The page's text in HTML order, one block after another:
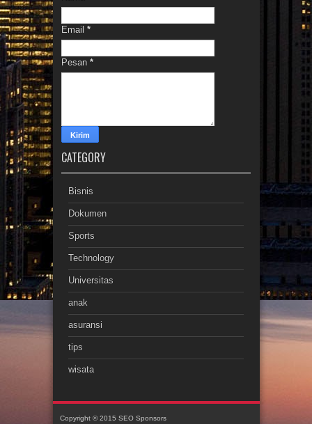
Email *
Pesan *
CATEGORY
Bisnis
Dokumen
Sports
Technology
Universitas
anak
asuransi
tips
wisata
Copyright © 2015 SEO Sponsors